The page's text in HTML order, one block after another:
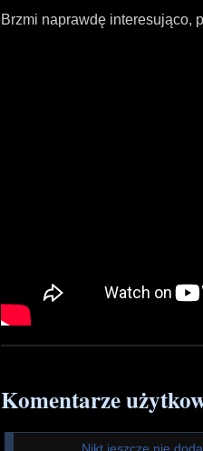
Brzmi naprawdę interesująco,
Komentarze